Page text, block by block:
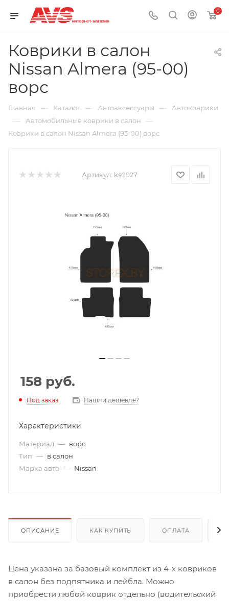
0
Коврики в салон
Nissan Almera (95-00)
ворс
Главная — Каталог — Автоаксессуары — Автоковрики
— Автомобильные коврики в салон —
Коврики в салон Nissan Almera (95-00) ворс
Артикул: ks0927
158 руб.
Под заказ Нашли дешевле?
Характеристики
Материал — ворс
Тип — в салон
Марка авто — Nissan
ОПИСАНИЕ КАК КУПИТЬ ОПЛАТА
Цена указана за базовый комплект из 4-х ковриков
в салон без подпятника и лейбла. Можно
приобрести любой коврик отдельно (водительский